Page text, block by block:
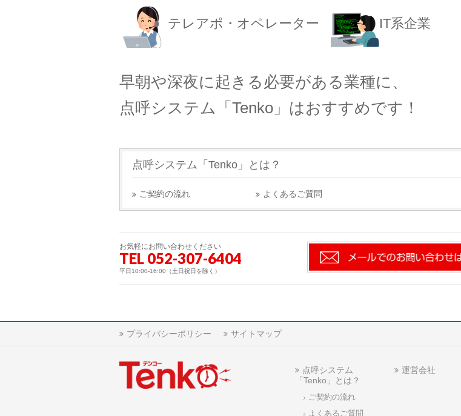
テレアポ・オペレーター IT系企業
早朝や深夜に起きる必要がある業種に、
点呼システム「Tenko」はおすすめです！
点呼システム「Tenko」とは？
ご契約の流れ よくあるご質問
お気軽にお問い合わせください
TEL 052-307-6404
平日10:00-16:00（土日祝日を除く）
プライバシーポリシー サイトマップ
点呼システム
「Tenko」とは？
ご契約の流れ
よくあるご質問
運営会社